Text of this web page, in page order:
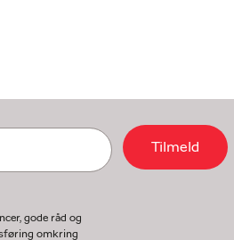
Tilmeld
gode råd og
omkring